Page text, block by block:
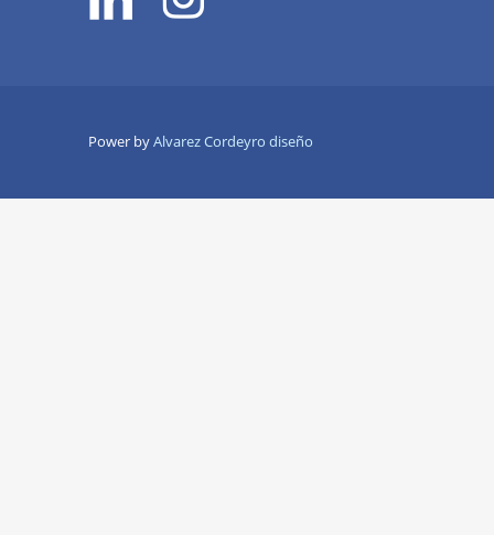
Power byAlvarez Cordeyro diseño